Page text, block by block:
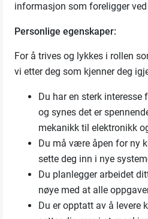
informasjon som foreligger
Personlige egenskaper:
For å trives og lykkes i rollen
vi etter deg som kjenner deg
Du har en sterk interesse
og synes det er
mekanikk til elektronikk
Du må være åpen for ny
sette deg inn i nye
Du planlegger arbeidet
nøye med at alle
Du er opptatt av å levere